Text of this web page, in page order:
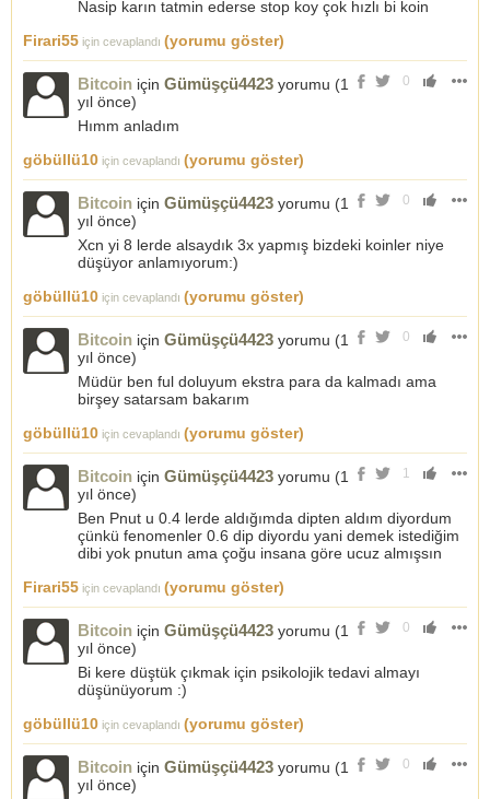
Nasip karın tatmin ederse stop koy çok hızlı bi koin
Firari55 için cevaplandı (yorumu göster)
0
Bitcoin için Gümüşçü4423 yorumu (1
yıl önce)
Hımm anladım
göbüllü10 için cevaplandı (yorumu göster)
0
Bitcoin için Gümüşçü4423 yorumu (1
yıl önce)
Xcn yi 8 lerde alsaydık 3x yapmış bizdeki koinler niye
düşüyor anlamıyorum:)
göbüllü10 için cevaplandı (yorumu göster)
0
Bitcoin için Gümüşçü4423 yorumu (1
yıl önce)
Müdür ben ful doluyum ekstra para da kalmadı ama
birşey satarsam bakarım
göbüllü10 için cevaplandı (yorumu göster)
1
Bitcoin için Gümüşçü4423 yorumu (1
yıl önce)
Ben Pnut u 0.4 lerde aldığımda dipten aldım diyordum
çünkü fenomenler 0.6 dip diyordu yani demek istediğim
dibi yok pnutun ama çoğu insana göre ucuz almışsın
Firari55 için cevaplandı (yorumu göster)
0
Bitcoin için Gümüşçü4423 yorumu (1
yıl önce)
Bi kere düştük çıkmak için psikolojik tedavi almayı
düşünüyorum :)
göbüllü10 için cevaplandı (yorumu göster)
0
Bitcoin için Gümüşçü4423 yorumu (1
yıl önce)